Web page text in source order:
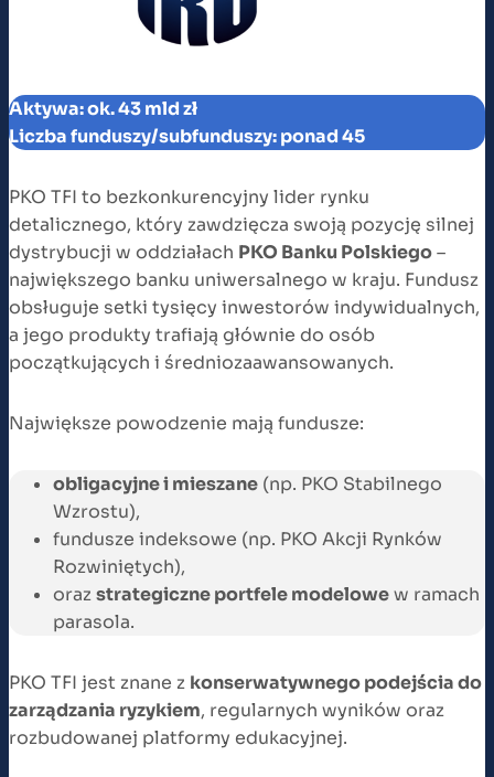
Aktywa: ok. 43 mld zł
Liczba funduszy/subfunduszy: ponad 45
PKO TFI to bezkonkurencyjny lider rynku
detalicznego, który zawdzięcza swoją pozycję silnej
dystrybucji w oddziałach PKO Banku Polskiego–
największego banku uniwersalnego w kraju. Fundusz
obsługuje setki tysięcy inwestorów indywidualnych,
a jego produkty trafiają głównie do osób
początkujących i średniozaawansowanych.
Największe powodzenie mają fundusze:
obligacyjne i mieszane (np. PKO Stabilnego
Wzrostu),
fundusze indeksowe (np. PKO Akcji Rynków
Rozwiniętych),
orazstrategiczne portfele modelowew ramach
parasola.
PKO TFI jest znane z konserwatywnego podejścia do
zarządzania ryzykiem, regularnych wyników oraz
rozbudowanej platformy edukacyjnej.